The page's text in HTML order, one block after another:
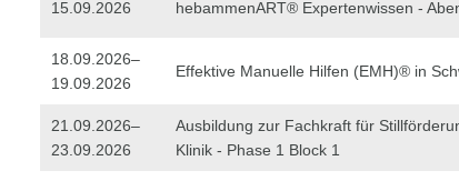
15.09.2026 hebammenART® Expertenwissen -
18.09.2026–
19.09.2026
Effektive Manuelle Hilfen (EMH)® in
21.09.2026–
23.09.2026
Ausbildung zur Fachkraft für
Klinik - Phase 1 Block 1